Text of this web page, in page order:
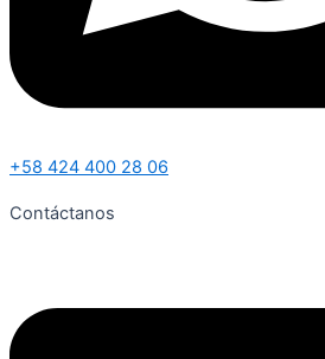
+58 424 400 28 06
Contáctanos